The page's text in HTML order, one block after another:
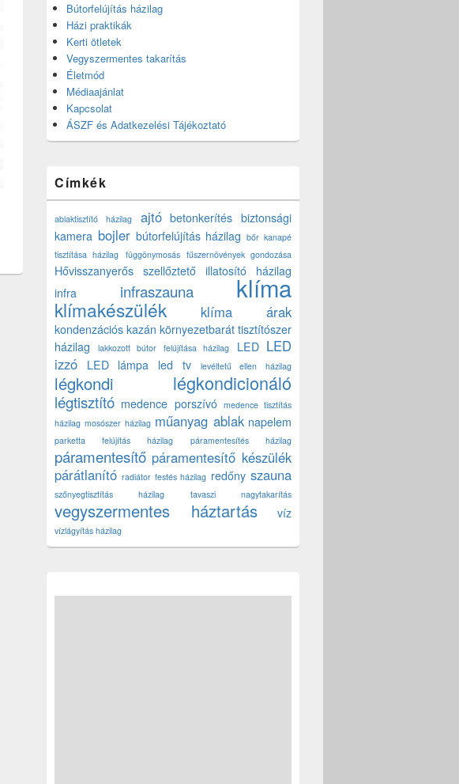
Bútorfelújítás házilag
Házi praktikák
Kerti ötletek
Vegyszermentes takarítás
Életmód
Médiaajánlat
Kapcsolat
ÁSZF és Adatkezelési Tájékoztató
Címkék
ablaktisztító házilag ajtó betonkerítés biztonsági
kamera bojler bútorfelújítás házilag bőr kanapé
tisztítása házilag függönymosás fűszernövények gondozása
Hővisszanyerős szellőztető illatosító házilag
infra
infraszauna klíma
klímakészülék klíma árak
kondenzációs kazán környezetbarát tisztítószer
házilag
lakkozott bútor felújítása házilag LED LED
izzó
LED lámpa led tv levéltetű ellen házilag
légkondi légkondicionáló
légtisztító medence porszívó medence tisztítás
házilag mosószer házilag műanyag ablak napelem
parketta felújítás házilag páramentesítés házilag
páramentesítő páramentesítő készülék
párátlanító radiátor festés házilag redőny szauna
szőnyegtisztítás házilag tavaszi nagytakarítás
vegyszermentes háztartás víz
vízlágyítás házilag